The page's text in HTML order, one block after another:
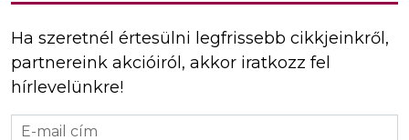
Ha szeretnél értesülni legfrissebb cikkjeinkről,
partnereink akcióiról, akkor iratkozz fel
hírlevelünkre!